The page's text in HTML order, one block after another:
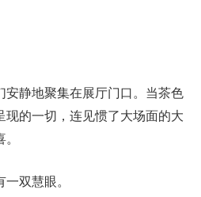
静地聚集在展厅门口。当茶色
现的一切，连见惯了大场面的大
双慧眼。